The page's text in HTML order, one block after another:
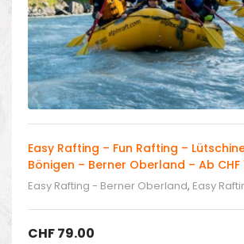
Easy Rafting – Fun Rafting –
Bönigen – Berner Oberland – Ab CHF
Easy Rafting - Berner Oberland, Easy
CHF79.00